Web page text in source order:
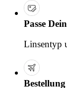
Passe
Linsentyp